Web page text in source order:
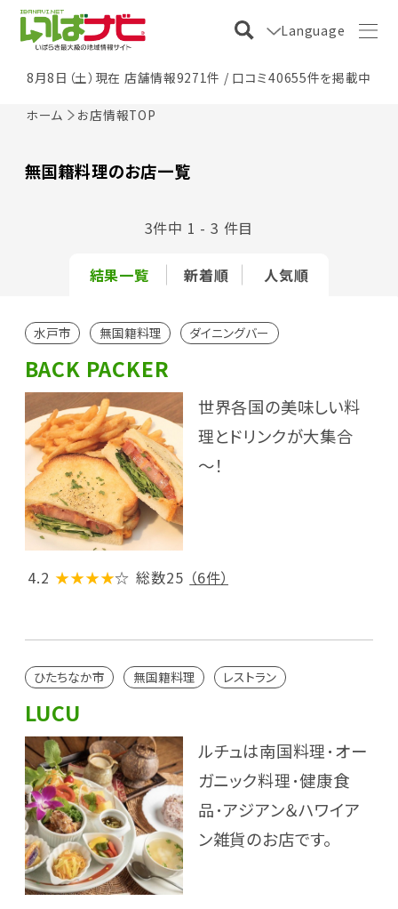
Language
8月8日（土）現在 店舗情報9271件 / 口コミ40655件を掲載中
ホーム お店情報TOP
無国籍料理のお店一覧
結果一覧 新着順 人気順
3件中 1 - 3 件目
水戸市 無国籍料理 ダイニングバー
BACK PACKER
世界各国の美味しい料
理とドリンクが大集合
～！
4.2 ★★★★☆ 総数25 （6件）
ひたちなか市 無国籍料理 レストラン
LUCU
ルチュは南国料理･オー
ガニック料理･健康食
品･アジアン＆ハワイア
ン雑貨のお店です。